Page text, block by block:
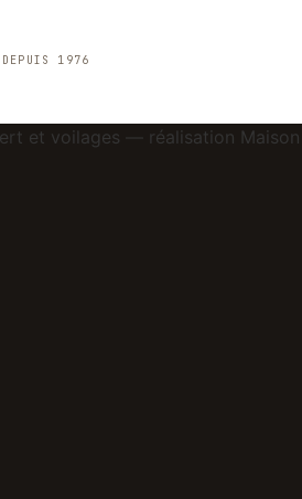
1976